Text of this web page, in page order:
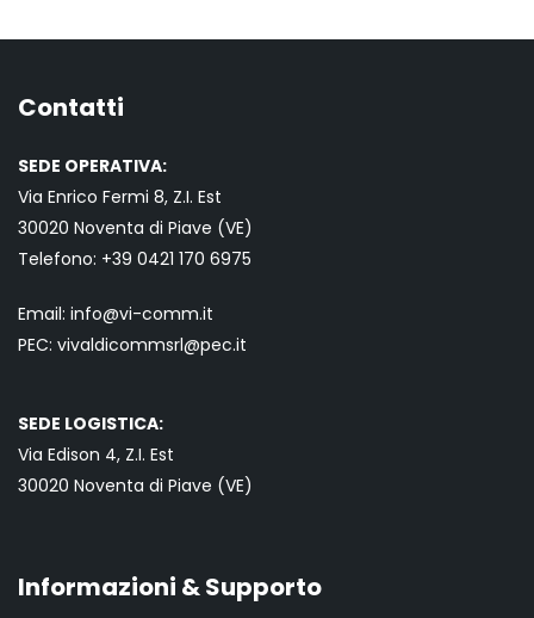
Contatti
SEDE OPERATIVA:
Via Enrico Fermi 8, Z.I. Est
30020 Noventa di Piave (VE)
Telefono: +39 0421 170 6975
Email: info@vi-comm.it
PEC: vivaldicommsrl@pec.it
SEDE LOGISTICA:
Via Edison 4, Z.I. Est
30020 Noventa di Piave (VE)
Informazioni & Supporto